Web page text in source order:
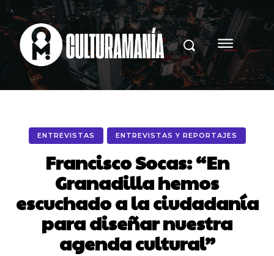
ENTREVISTAS ENTREVISTAS Y REPORTAJES
Francisco Socas: “En
Granadilla hemos
escuchado a la ciudadanía
para diseñar nuestra
agenda cultural”